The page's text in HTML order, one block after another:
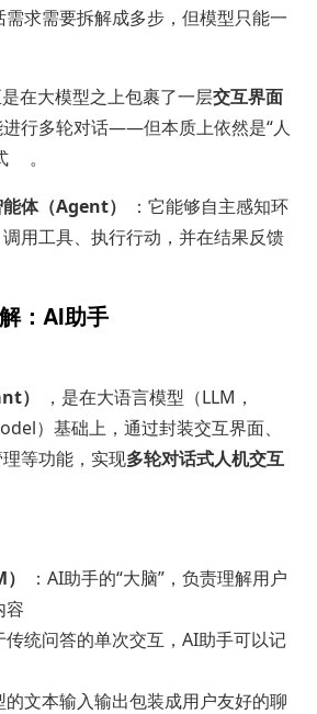
需求需要拆解成多步，但模型只能一
在大模型之上包裹了一层交互界面
进行多轮对话——但本质上依然是“人
。
体（Agent）
：它能够自主感知环
用工具、执行行动，并在结果反馈
：AI助手
）
，是在大语言模型（LLM，
）基础上，通过封装交互界面、
等功能，实现多轮对话式人机交互
：AI助手的“大脑”，负责理解用户
容
传统问答的单次交互，AI助手可以记
的文本输入输出包装成用户友好的聊